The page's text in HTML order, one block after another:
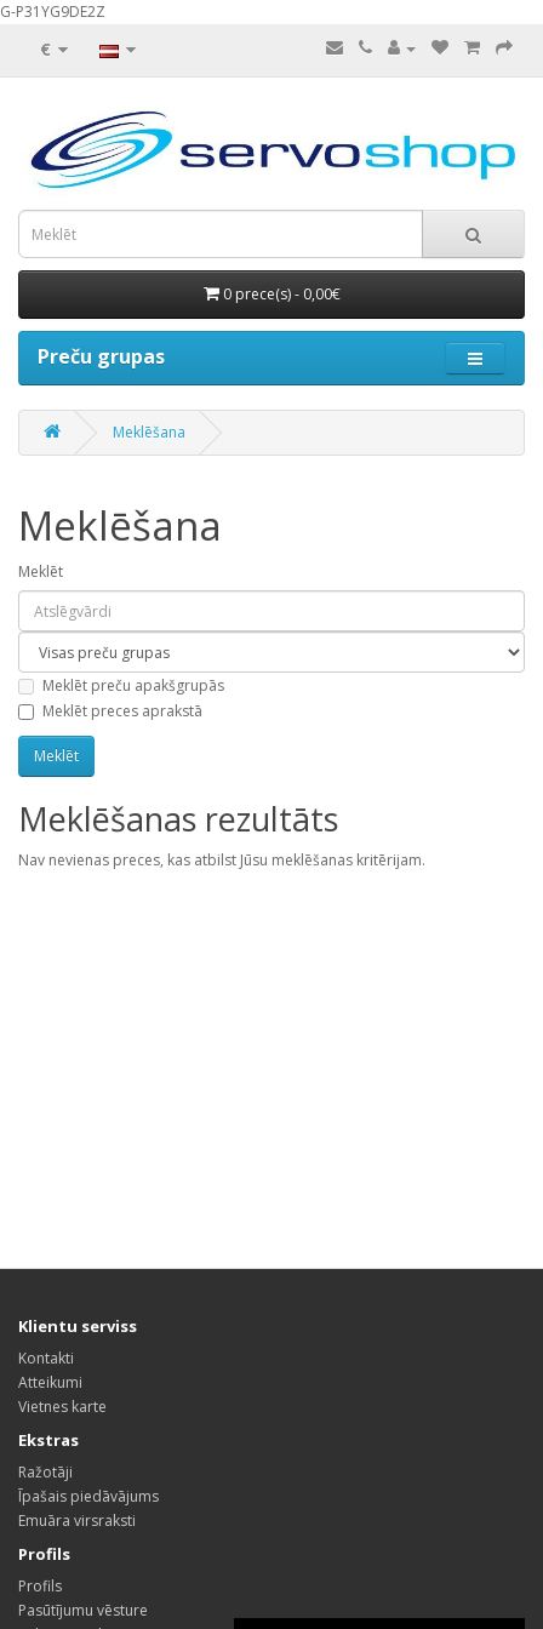
G-P31YG9DE2Z
€
0 prece(s) - 0,00€
Preču grupas
Meklēšana
Meklēšana
Meklēt
Meklēt preču apakšgrupās
Meklēt preces aprakstā
Meklēšanas rezultāts
Nav nevienas preces, kas atbilst Jūsu meklēšanas kritērijam.
Klientu serviss
Kontakti
Atteikumi
Vietnes karte
Ekstras
Ražotāji
Īpašais piedāvājums
Emuāra virsraksti
Profils
Profils
Pasūtījumu vēsture